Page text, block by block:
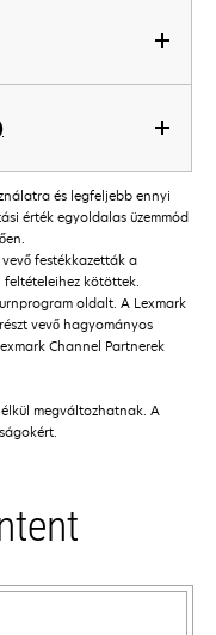
és legfeljebb ennyi
érték egyoldalas üzemmód
festékkazetták a
feltételeihez kötöttek.
oldalt. A Lexmark
vevő hagyományos
Channel Partnerek
megváltozhatnak. A